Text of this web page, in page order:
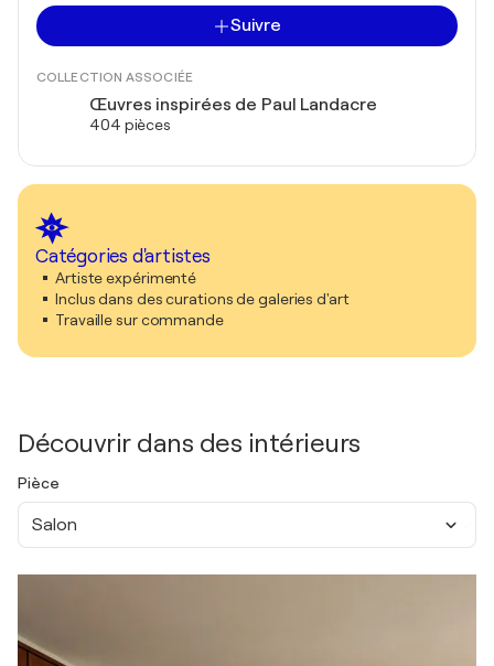
Suivre
COLLECTION ASSOCIÉE
Œuvres inspirées de Paul Landacre
404 pièces
Catégories d'artistes
Artiste expérimenté
Inclus dans des curations de galeries d'art
Travaille sur commande
Découvrir dans des intérieurs
Pièce
Salon